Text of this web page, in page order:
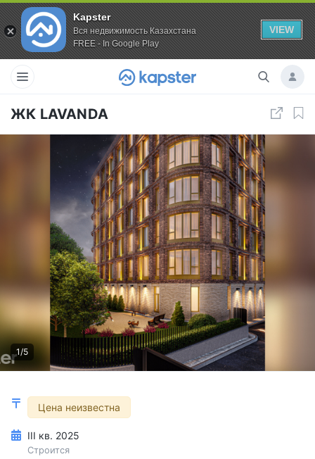
Kapster
Вся недвижимость Казахстана
FREE - In Google Play
VIEW
ЖК LAVANDA
1/5
Цена неизвестна
III кв. 2025
Строится